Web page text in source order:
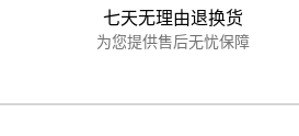
七天无理由退换货
为您提供售后无忧保障